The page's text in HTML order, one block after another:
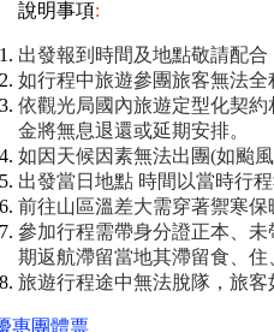
說明事項:
出發報到時間及地點敬請配合
如行程中旅遊參團旅客無法
依觀光局國內旅遊定型化契約
金將無息退還或延期安排。
如因天候因素無法出團(如颱
出發當日地點 時間以當時行
前往山區溫差大需穿著禦寒保
參加行程需帶身分證正本、
期返航滯留當地其滯留食、住
旅遊行程途中無法脫隊，旅
惠團體票